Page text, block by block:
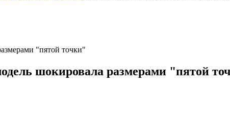
"пятой точки"
шокировала размерами "пятой